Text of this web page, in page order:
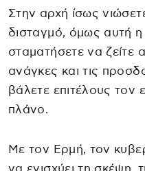
Στην αρχή ίσως
δισταγμό, όμως αυτή
σταματήσετε να ζείτε
ανάγκες και τις
βάλετε επιτέλους
πλάνο.
Με τον Ερμή, τον
να ενισχύει τη σκέψη,